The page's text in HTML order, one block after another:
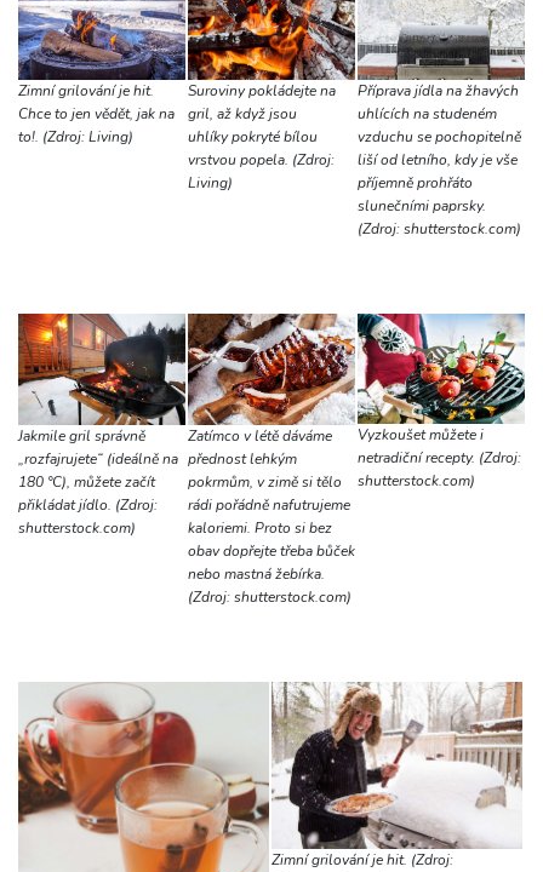
Zimní grilování je hit.
Chce to jen vědět, jak na
to!. (Zdroj: Living)
Suroviny pokládejte na
gril, až když jsou
uhlíky pokryté bílou
vrstvou popela. (Zdroj:
Living)
Příprava jídla na žhavých
uhlících na studeném
vzduchu se pochopitelně
liší od letního, kdy je vše
příjemně prohřáto
slunečními paprsky.
(Zdroj: shutterstock.com)
Jakmile gril správně
„rozfajrujete“ (ideálně na
180 °C), můžete začít
přikládat jídlo. (Zdroj:
shutterstock.com)
Zatímco v létě dáváme
přednost lehkým
pokrmům, v zimě si tělo
rádi pořádně nafutrujeme
kaloriemi. Proto si bez
obav dopřejte třeba bůček
nebo mastná žebírka.
(Zdroj: shutterstock.com)
Vyzkoušet můžete i
netradiční recepty. (Zdroj:
shutterstock.com)
Zimní grilování je hit. (Zdroj: